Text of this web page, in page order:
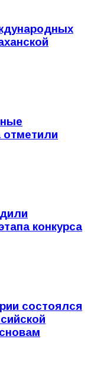
отметили
конкурса
состоялся